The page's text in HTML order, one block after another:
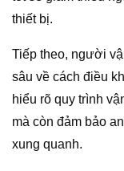
thiết bị.
Tiếp theo, người
sâu về cách điều
hiểu rõ quy trình
mà còn đảm bảo
xung quanh.